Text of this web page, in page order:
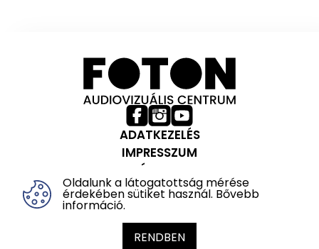
ADATKEZELÉS
IMPRESSZUM
HÁZIREND
Partnereink:
Veszprém-Balaton 2023
Európa Kulturális Fővárosa
Oldalunk a látogatottság mérése
érdekében sütiket használ. Bővebb
információ.
RENDBEN